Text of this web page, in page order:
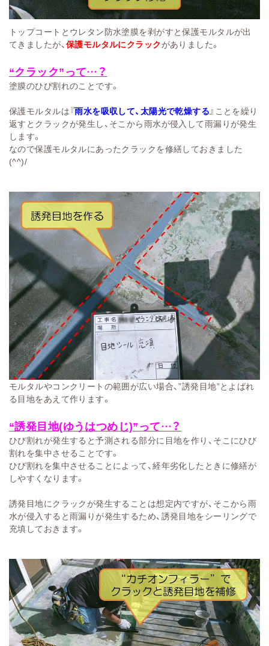
トップコートとウレタン防水塗膜を剥がすと保護モルタルが出
てきましたが、 保護モルタルにクラック がありました。
“クラック”って…？
塗膜のひび割れのことです。
保護モルタルは『雨水を吸収して、太陽光で乾燥する 』ことを繰り
返すとクラックが発生し、そこから雨水が侵入して雨漏りが発生
します。
なので保護モルタルにあったクラックを修繕しておきました
(^^)/
モルタルやコンクリートの範囲が広い場合、”誘発目地”とよばれ
る目地をあえて作ります。
“誘発目地(ゆうはつめじ)”って…？
ひび割れが発生すると予測される部分に目地を作り、そこにひび
割れを集中させることです。
ひび割れを集中させることによって、経年劣化したときに修繕が
しやすくなります。
誘発目地にクラックが発生することは想定内ですが、そこから雨
水が侵入すると雨漏りが発生するため、誘発目地をシーリングで
充填しておきます。